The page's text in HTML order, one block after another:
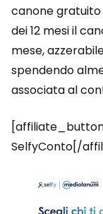
canone
dei 12 mesi il
mese,
spendendo
associata al
SelfyConto[/